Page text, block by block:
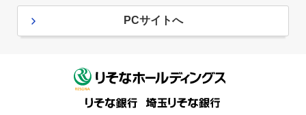
PCサイトへ